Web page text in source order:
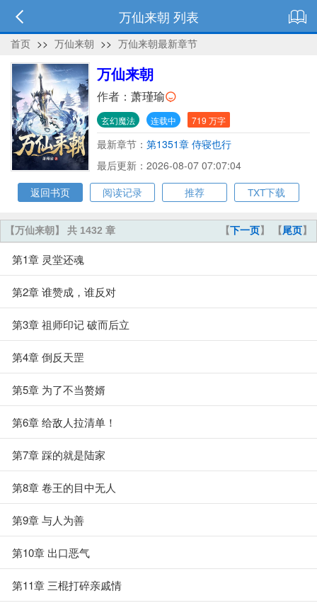
万仙来朝 列表
首页 >> 万仙来朝 >> 万仙来朝最新章节
万仙来朝
作者： 萧瑾瑜
玄幻魔法 连载中 719 万字
最新章节： 第1351章 侍寝也行
最后更新：2026-08-07 07:07:04
返回书页
阅读记录 推荐 TXT下载
【下一页】 【尾页】
【万仙来朝】 共 1432 章
第1章 灵堂还魂
第2章 谁赞成，谁反对
第3章 祖师印记 破而后立
第4章 倒反天罡
第5章 为了不当赘婿
第6章 给敌人拉清单！
第7章 踩的就是陆家
第8章 卷王的目中无人
第9章 与人为善
第10章 出口恶气
第11章 三棍打碎亲戚情